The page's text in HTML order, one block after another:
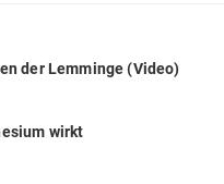
der Lem­minge (Video)
wirkt